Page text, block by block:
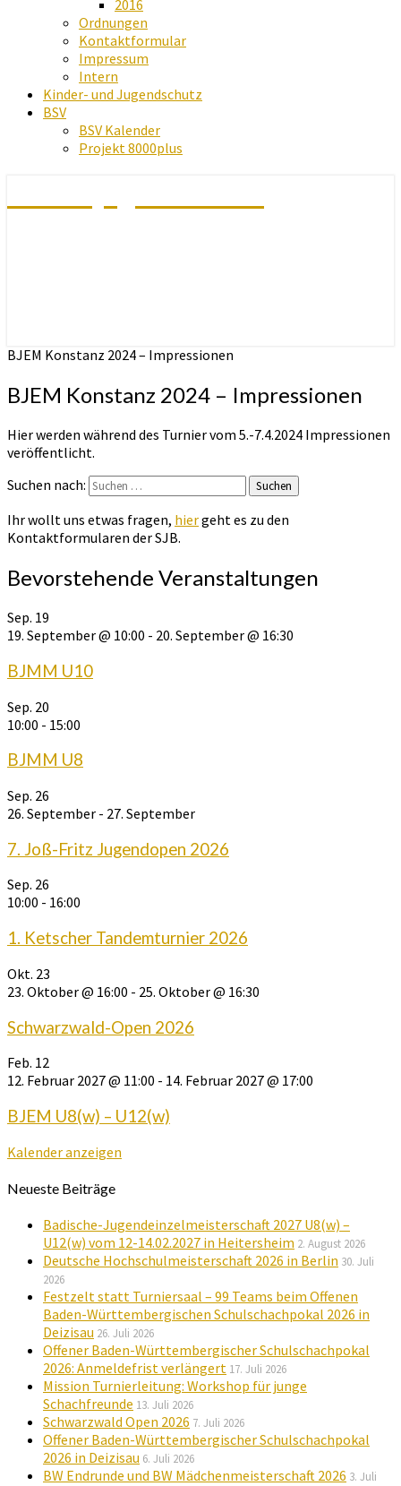
2016
Ordnungen
Kontaktformular
Impressum
Intern
Kinder- und Jugendschutz
BSV
BSV Kalender
Projekt 8000plus
BJEM Konstanz 2024 – Impressionen
BJEM Konstanz 2024 – Impressionen
Hier werden während des Turnier vom 5.-7.4.2024 Impressionen
veröffentlicht.
Suchen nach:
Suchen
Ihr wollt uns etwas fragen, hiergeht es zu den
Kontaktformularen der SJB.
Bevorstehende Veranstaltungen
Sep. 19
19. September @ 10:00 - 20. September @ 16:30
BJMM U10
Sep. 20
10:00 - 15:00
BJMM U8
Sep. 26
26. September - 27. September
7. Joß-Fritz Jugendopen 2026
Sep. 26
10:00 - 16:00
1. Ketscher Tandemturnier 2026
Okt. 23
23. Oktober @ 16:00 - 25. Oktober @ 16:30
Schwarzwald-Open 2026
Feb. 12
12. Februar 2027 @ 11:00 - 14. Februar 2027 @ 17:00
BJEM U8(w) – U12(w)
Kalender anzeigen
Neueste Beiträge
Badische-Jugendeinzelmeisterschaft 2027 U8(w) –
U12(w) vom 12-14.02.2027 in Heitersheim 2. August 2026
Deutsche Hochschulmeisterschaft 2026 in Berlin 30. Juli
2026
Festzelt statt Turniersaal – 99 Teams beim Offenen
Baden-Württembergischen Schulschachpokal 2026 in
Deizisau 26. Juli 2026
Offener Baden-Württembergischer Schulschachpokal
2026: Anmeldefrist verlängert 17. Juli 2026
Mission Turnierleitung: Workshop für junge
Schachfreunde 13. Juli 2026
Schwarzwald Open 2026 7. Juli 2026
Offener Baden-Württembergischer Schulschachpokal
2026 in Deizisau 6. Juli 2026
BW Endrunde und BW Mädchenmeisterschaft 2026 3. Juli